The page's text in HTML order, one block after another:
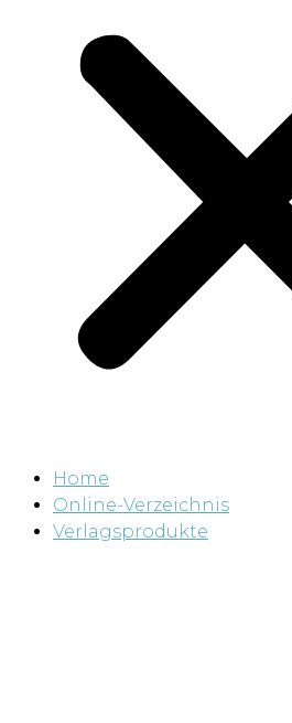
Home
Online-Verzeichnis
Verlagsprodukte